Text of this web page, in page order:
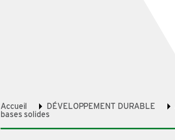
Accueil DÉVELOPPEMENT DURABLE
bases solides